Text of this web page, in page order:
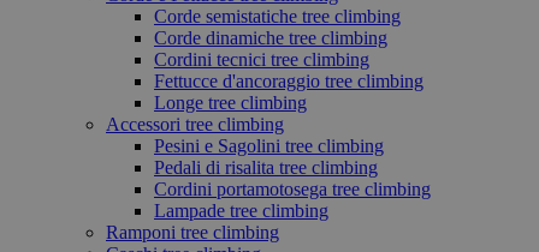
Corde semistatiche tree climbing
Corde dinamiche tree climbing
Cordini tecnici tree climbing
Fettucce d'ancoraggio tree climbing
Longe tree climbing
Accessori tree climbing
Pesini e Sagolini tree climbing
Pedali di risalita tree climbing
Cordini portamotosega tree climbing
Lampade tree climbing
Ramponi tree climbing